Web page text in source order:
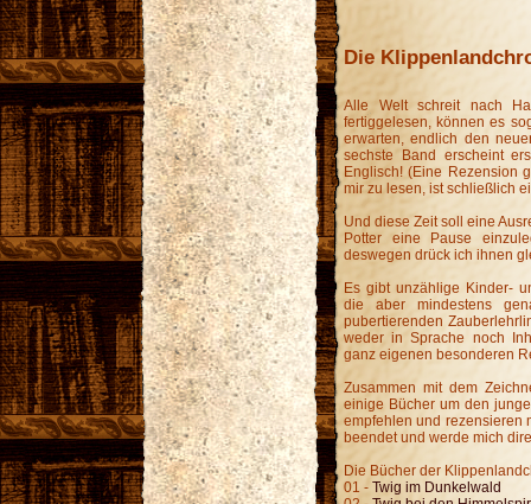
Die
Alle Welt schreit nach
fertiggelesen, können es
erwarten, endlich den
sechste Band erscheint
Englisch! (Eine Rezension
mir zu lesen, ist schließlich
Und diese Zeit soll eine
Potter eine Pause
deswegen drück ich ihnen
Es gibt unzählige Kinder-
die aber mindestens
pubertierenden
weder in Sprache noch
ganz eigenen besonderen
Zusammen mit dem
einige Bücher um den
empfehlen und rezensieren
beendet und werde mich
Die Bücher der
01 - Twig im Dunkelwald